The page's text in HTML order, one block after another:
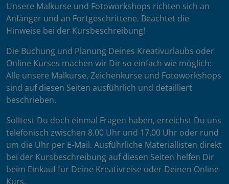
Unsere Malkurse und Fotoworkshops richten sich an
Anfänger und an Fortgeschrittene. Beachtet die
Hinweise bei der Kursbeschreibung!
Die Buchung und Planung Deines Kreativurlaubs oder
Online Kurses machen wir Dir so einfach wie möglich:
Alle unsere Malkurse, Zeichenkurse und Fotoworkshops
sind auf diesen Seiten ausführlich und detailliert
beschrieben.
Solltest Du doch einmal Fragen haben, erreichst Du uns
telefonisch zwischen 8.00 Uhr und 17.00 Uhr oder rund
um die Uhr per E-Mail. Ausführliche Materiallisten direkt
bei der Kursbeschreibung auf diesen Seiten helfen Dir
beim Einkauf für Deine Kreativreise oder Deinen Online
Kurs.